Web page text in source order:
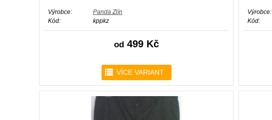
Výrobce:
Panda Zlín
Kód:
kppkz
od499 Kč
r VÍCE VARIANT
Výrobce:
Kód: